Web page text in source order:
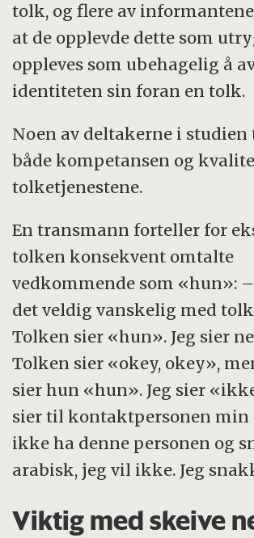
tolk, og flere av
at de opplevde dette som
oppleves som ubehagelig å
identiteten sin foran en tolk.
Noen av deltakerne i studien
både kompetansen og
tolketjenestene.
En transmann forteller for
tolken konsekvent omtalte
vedkommende som «hun»: –
det veldig vanskelig med
Tolken sier «hun». Jeg sier
Tolken sier «okey, okey»,
sier hun «hun». Jeg sier
sier til kontaktpersonen min
ikke ha denne personen og
arabisk, jeg vil ikke. Jeg
Viktig med skeive